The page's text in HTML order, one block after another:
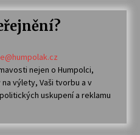
nejen o Humpolci,
výlety, Vaši tvorbu a v
uskupení a reklamu